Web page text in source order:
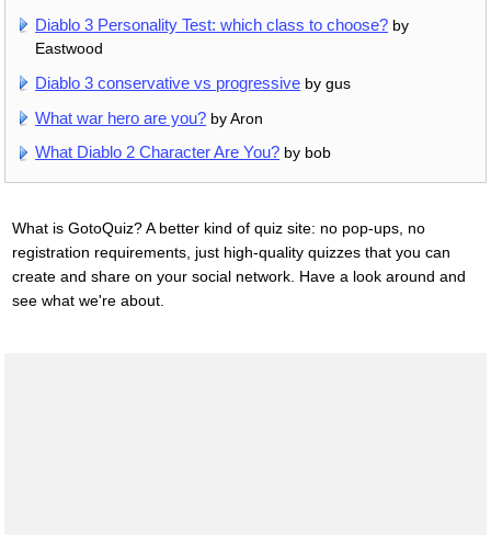
Diablo 3 Personality Test: which class to choose? by
Eastwood
Diablo 3 conservative vs progressive by gus
What war hero are you? by Aron
What Diablo 2 Character Are You? by bob
What is GotoQuiz? A better kind of quiz site: no pop-ups, no
registration requirements, just high-quality quizzes that you can
create and share on your social network. Have a look around and
see what we're about.